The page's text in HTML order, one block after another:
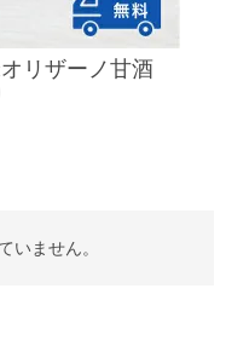
リザーノ甘酒
いません。